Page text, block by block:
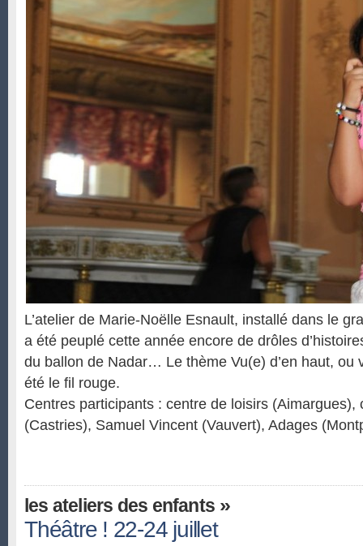
L’atelier de Marie-Noëlle Esnault, installé dans le
a été peuplé cette année encore de drôles
du ballon de Nadar… Le thème Vu(e) d’en haut, ou
été le fil rouge.
Centres participants : centre de loisirs (Aimargues),
(Castries), Samuel Vincent (Vauvert), Adages
les ateliers des enfants »
Théâtre ! 22-24 juillet